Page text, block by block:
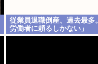
従業員退職倒産、過去最多
労働者に頼るしかない」